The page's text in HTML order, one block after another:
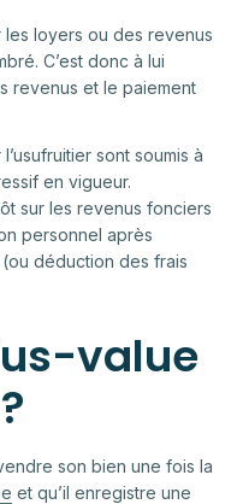
les loyers ou des revenus
C’est donc à lui
revenus et le paiement
sont soumis à
en vigueur.
sur les revenus fonciers
personnel après
déduction des frais
value
son bien une fois la
et qu’il enregistre une